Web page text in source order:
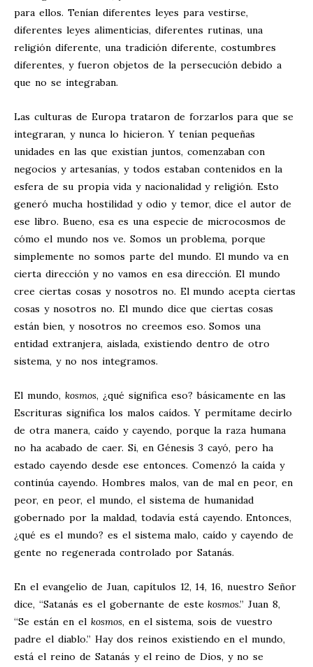
para ellos. Tenían diferentes leyes para vestirse,
diferentes leyes alimenticias, diferentes rutinas, una
religión diferente, una tradición diferente, costumbres
diferentes, y fueron objetos de la persecución debido a
que no se integraban.
Las culturas de Europa trataron de forzarlos para que se
integraran, y nunca lo hicieron. Y tenían pequeñas
unidades en las que existían juntos, comenzaban con
negocios y artesanías, y todos estaban contenidos en la
esfera de su propia vida y nacionalidad y religión. Esto
generó mucha hostilidad y odio y temor, dice el autor de
ese libro. Bueno, esa es una especie de microcosmos de
cómo el mundo nos ve. Somos un problema, porque
simplemente no somos parte del mundo. El mundo va en
cierta dirección y no vamos en esa dirección. El mundo
cree ciertas cosas y nosotros no. El mundo acepta ciertas
cosas y nosotros no. El mundo dice que ciertas cosas
están bien, y nosotros no creemos eso. Somos una
entidad extranjera, aislada, existiendo dentro de otro
sistema, y no nos integramos.
El mundo, kosmos, ¿qué significa eso? básicamente en las
Escrituras significa los malos caídos. Y permítame decirlo
de otra manera, caído y cayendo, porque la raza humana
no ha acabado de caer. Si, en Génesis 3 cayó, pero ha
estado cayendo desde ese entonces. Comenzó la caída y
continúa cayendo. Hombres malos, van de mal en peor, en
peor, en peor, el mundo, el sistema de humanidad
gobernado por la maldad, todavía está cayendo. Entonces,
¿qué es el mundo? es el sistema malo, caído y cayendo de
gente no regenerada controlado por Satanás.
En el evangelio de Juan, capítulos 12, 14, 16, nuestro Señor
dice, “Satanás es el gobernante de estekosmos.” Juan 8,
“Se están en el kosmos, en el sistema, sois de vuestro
padre el diablo.” Hay dos reinos existiendo en el mundo,
está el reino de Satanás y el reino de Dios, y no se